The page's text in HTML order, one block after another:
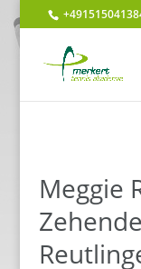
Meggie